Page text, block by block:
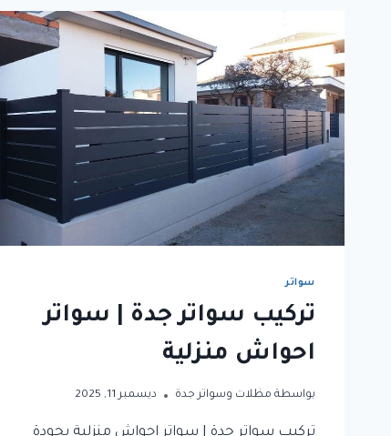
سواتر
قماش
جدة
سواتر
تركيب سواتر جدة | سواتر
احواش منزلية
بواسطة مظلات وسواتر جدة ديسمبر 11, 2025